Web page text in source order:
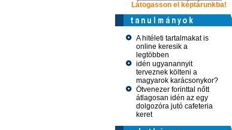
Látogasson el képtárunkba!
A hitéleti tartalmakat is
online keresik a
legtöbben
idén ugyanannyit
terveznek költeni a
magyarok karácsonykor?
Ötvenezer forinttal nőtt
átlagosan idén az egy
dolgozóra jutó cafeteria
keret